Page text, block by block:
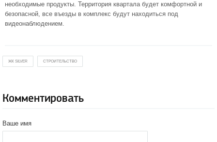
необходимые продукты. Территория квартала будет комфортной и
безопасной, все въезды в комплекс будут находиться под
видеонаблюдением.
ЖК SILVER СТРОИТЕЛЬСТВО
Комментировать
Ваше имя